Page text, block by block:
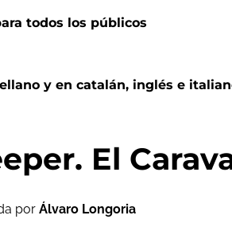
todos los públicos
y en catalán, inglés e
El
por Álvaro Longoria